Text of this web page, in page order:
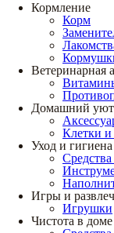
Кормление
Корм
Ветеринарная
Домашний уют
Клетки и
Уход и гигиена
Игры и
Игрушки
Чистота в доме